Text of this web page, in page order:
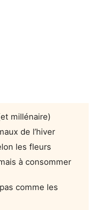
millénaire)
de l’hiver
les fleurs
à consommer
comme les